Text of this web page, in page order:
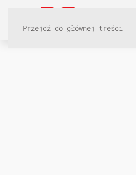
Przejdź do głównej treści